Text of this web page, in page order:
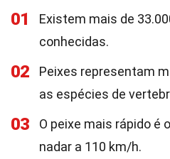
01
Existem mais de
conhecidas.
02
Peixes representam
as espécies de
03
O peixe mais rápido é
nadar a 110 km/h.